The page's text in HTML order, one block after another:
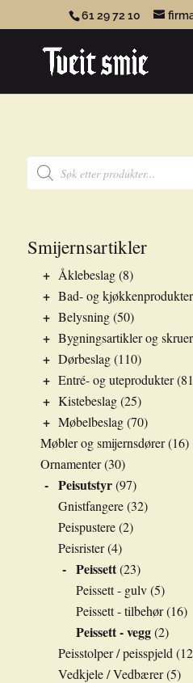
61 29 72 10
Products
search
Smijernsartikler
+ Åklebeslag(8)
+ Bad- og kjøkkenprodukter
+ Belysning(50)
+ Bygningsartikler og skruer
+ Dørbeslag(110)
+ Entré- og uteprodukter
+ Kistebeslag(25)
+ Møbelbeslag(70)
Møbler og smijernsdører (16)
Ornamenter (30)
- Peisutstyr(97)
Gnistfangere(32)
Peispustere(2)
Peisrister(4)
- Peissett(23)
Peissett - gulv (5)
Peissett - tilbehør(16)
Peissett - vegg (2)
Peisstolper / peisspjeld
Vedkjele / Vedbærer(5)